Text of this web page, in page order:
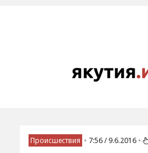
Происшествия • 7:56 / 9.6.2016 •